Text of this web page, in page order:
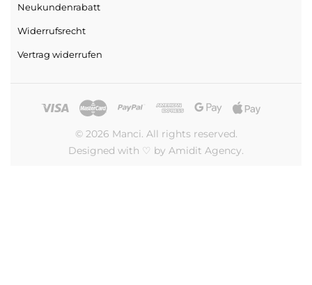
Neukundenrabatt
Widerrufsrecht
Vertrag widerrufen
© 2026 Manci. All rights reserved.
Designed with ♡ by Amidit Agency.